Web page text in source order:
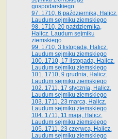
gospodarskiego
97. 1710, 6 października, Halicz.
Laudum sejmiku ziemskiego
98. 1710, 20 października,
Halicz. Laudum sejmiku
ziemskiego
99. 1710, 3 listopada, Halicz.
Laudum sejmiku ziemskiego
100. 1710, 17 listopada, Halicz.
Laudum sejmiku ziemskiego
101. 1710, 9 grudnia, Halicz.
Laudum sejmiku ziemskiego
102. 1711, 17 stycznia, Halicz.
Laudum sejmiku ziemskiego
103. 1711, 23 marca, Halicz.
Laudum sejmiku ziemskiego
104. 1711, 11 maja, Halicz.
Laudum sejmiku ziemskiego
105. 1711, 23 czerwca, Halicz.
Laudum sejmiku ziemskiego